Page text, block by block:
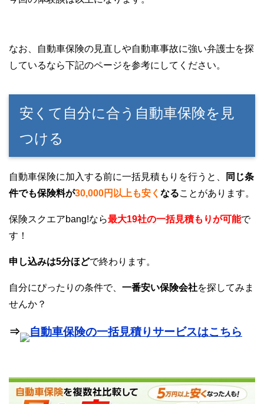
なお、自動車保険の見直しや自動車事故に強い弁護士を探
しているなら下記のページを参考にしてください。
安くて自分に合う自動車保険を見
つける
自動車保険に加入する前に一括見積もりを行うと、
同じ条
件でも保険料が30,000円以上も安く なることがあります。
保険スクエアbang!なら最大19社の一括見積もりが可能で
す！
申し込みは5分ほどで終わります。
自分にぴったりの条件で、 一番安い保険会社を探してみま
せんか？
⇒ 自動車保険の一括見積りサービスはこちら